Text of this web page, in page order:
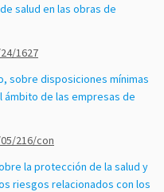
salud en las obras de
1627
sobre disposiciones mínimas
ámbito de las empresas de
216/con
la protección de la salud y
riesgos relacionados con los